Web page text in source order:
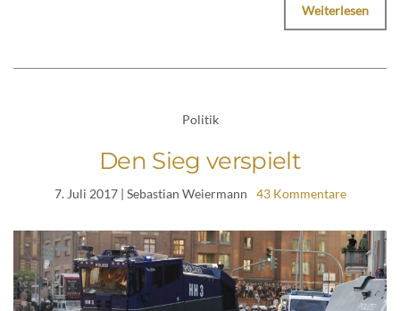
Weiterlesen
Politik
Den Sieg verspielt
7. Juli 2017| Sebastian Weiermann 43 Kommentare